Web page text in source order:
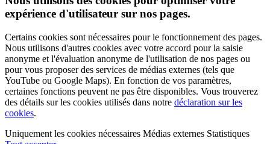
expérience d'utilisateur sur nos pages.
Certains cookies sont nécessaires pour le fonctionnement des pages.
Nous utilisons d'autres cookies avec votre accord pour la saisie
anonyme et l'évaluation anonyme de l'utilisation de nos pages ou
pour vous proposer des services de médias externes (tels que
YouTube ou Google Maps). En fonction de vos paramètres,
certaines fonctions peuvent ne pas être disponibles. Vous trouverez
des détails sur les cookies utilisés dans notre déclaration sur les
cookies.
Uniquement les cookies nécessaires Médias externes Statistiques